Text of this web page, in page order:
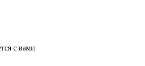
с вами